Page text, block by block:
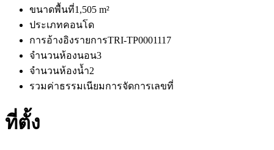
ขนาดพื้นที่1,505 m²
ประเภทคอนโด
การอ้างอิงรายการTRI-TP0001117
จำนวนห้องนอน3
จำนวนห้องน้ำ2
รวมค่าธรรมเนียมการจัดการเลขที่
ที่ตั้ง